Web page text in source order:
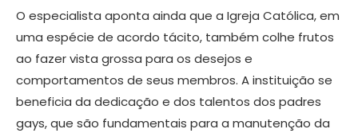
O especialista aponta ainda que a Igreja Católica, em
uma espécie de acordo tácito, também colhe frutos
ao fazer vista grossa para os desejos e
comportamentos de seus membros. A instituição se
beneficia da dedicação e dos talentos dos padres
gays, que são fundamentais para a manutenção da